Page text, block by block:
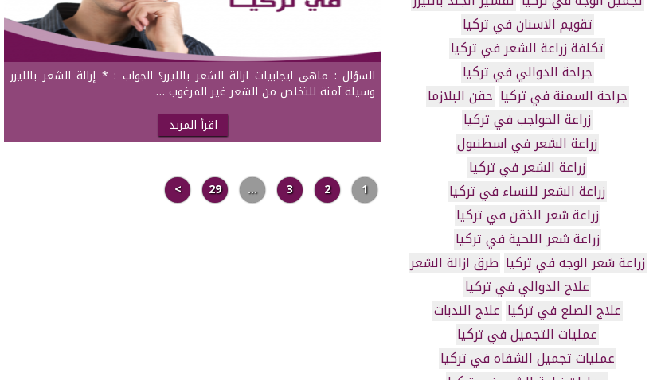
تقويم الاسنان في تركيا
تكلفة زراعة الشعر في تركيا
جراحة الدوالي في تركيا
جراحة السمنة في تركيا حقن البلازما
زراعة الحواجب في تركيا
زراعة الشعر في اسطنبول
زراعة الشعر في تركيا
زراعة الشعر للنساء في تركيا
زراعة شعر الذقن في تركيا
زراعة شعر اللحية في تركيا
زراعة شعر الوجه في تركيا طرق ازالة الشعر
علاج الدوالي في تركيا
علاج الصلع في تركيا علاج الندبات
عمليات التجميل في تركيا
عمليات تجميل الشفاه في تركيا
السؤال : ماهي ايجابيات ازالة الشعر بالليزر؟ الجواب : * إزالة الشعر بالليزر
وسيلة آمنة للتخلص من الشعر غير المرغوب …
اقرأ المزيد
1
2
3
…
29
>